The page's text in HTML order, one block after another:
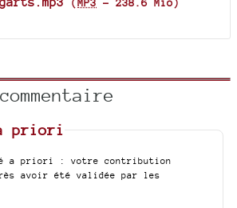
(MP3 - 238.6 Mio)
priori
a priori : votre contribution
avoir été validée par les